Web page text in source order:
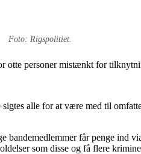
Foto: Rigspolitiet.
otte personer mistænkt for
alle for at være med til
får penge ind
som disse og få flere